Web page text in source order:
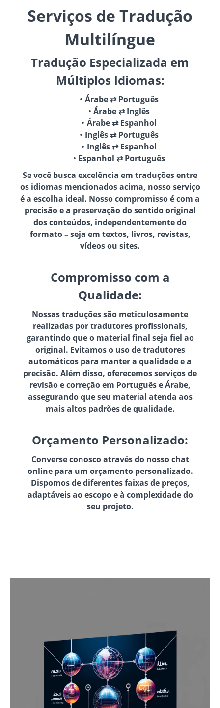
Serviços de Tradução
Multilíngue
Tradução Especializada em
Múltiplos Idiomas:
Árabe ⇄ Português
Árabe ⇄ Inglês
Árabe ⇄ Espanhol
Inglês ⇄ Português
Inglês ⇄ Espanhol
Espanhol ⇄ Português
Se você busca excelência em traduções entre
os idiomas mencionados acima, nosso serviço
é a escolha ideal. Nosso compromisso é com a
precisão e a preservação do sentido original
dos conteúdos, independentemente do
formato – seja em textos, livros, revistas,
vídeos ou sites.
Compromisso com a
Qualidade:
Nossas traduções são meticulosamente
realizadas por tradutores profissionais,
garantindo que o material final seja fiel ao
original. Evitamos o uso de tradutores
automáticos para manter a qualidade e a
precisão. Além disso, oferecemos serviços de
revisão e correção em Português e Árabe,
assegurando que seu material atenda aos
mais altos padrões de qualidade.
Orçamento Personalizado:
Converse conosco através do nosso chat
online para um orçamento personalizado.
Dispomos de diferentes faixas de preços,
adaptáveis ao escopo e à complexidade do
seu projeto.